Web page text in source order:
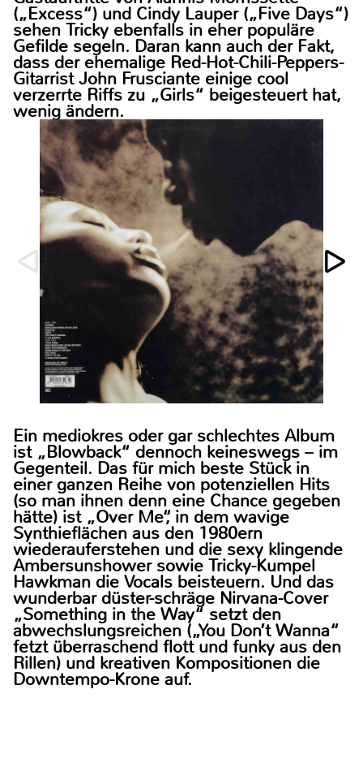
(„Excess“) und Cindy Lauper („Five Days“)
sehen Tricky ebenfalls in eher populäre
Gefilde segeln. Daran kann auch der Fakt,
dass der ehemalige Red-Hot-Chili-Peppers-
Gitarrist John Frusciante einige cool
verzerrte Riffs zu „Girls“ beigesteuert hat,
wenig ändern.
Ein mediokres oder gar schlechtes Album
ist „Blowback“ dennoch keineswegs – im
Gegenteil. Das für mich beste Stück in
einer ganzen Reihe von potenziellen Hits
(so man ihnen denn eine Chance gegeben
hätte) ist „Over Me“, in dem wavige
Synthieflächen aus den 1980ern
wiederauferstehen und die sexy klingende
Ambersunshower sowie Tricky-Kumpel
Hawkman die Vocals beisteuern. Und das
wunderbar düster-schräge Nirvana-Cover
„Something in the Way“ setzt den
abwechslungsreichen („You Don’t Wanna“
fetzt überraschend flott und funky aus den
Rillen) und kreativen Kompositionen die
Downtempo-Krone auf.